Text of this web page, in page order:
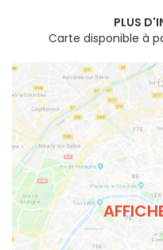
PLUS
Carte disponible à